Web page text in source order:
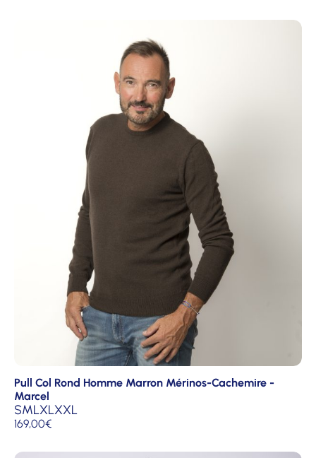
Pull Col Rond Homme Marron Mérinos-Cachemire -
Marcel
SMLXLXXL
169,00€